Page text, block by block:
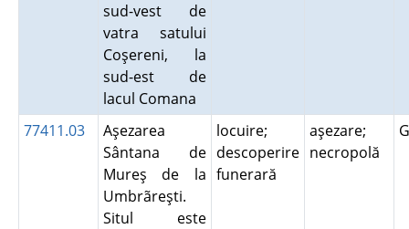
sud-vest de
vatra satului
Coşereni, la
sud-est de
lacul Comana
77411.03
Aşezarea
Sântana de
Mureş de la
Umbrãreşti.
Situl este
locuire;
descoperire
funerară
aşezare;
necropolă